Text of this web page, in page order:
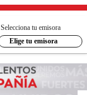
Selecciona tu emisora
Elige tu emisora